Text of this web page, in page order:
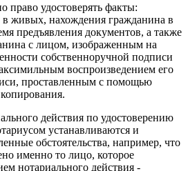
право удостоверять факты:
живых, нахождения гражданина в
предъявления документов, а также
с лицом, изображенным на
собственноручной подписи
воспроизведением его
проставленным с помощью
действия по удостоверению
устанавливаются и
обстоятельства, например, что
именно то лицо, которое
нотариального действия -